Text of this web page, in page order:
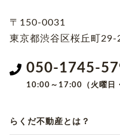
〒150-0031
東京都渋谷区桜丘町29-
050-1745-
10:00～17:00（火曜日
らくだ不動産とは？